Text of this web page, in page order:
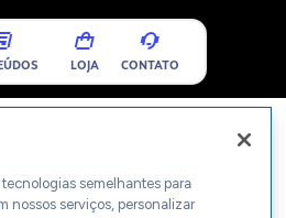
LOJA CONTATO
semelhantes para
nossos serviços, personalizar